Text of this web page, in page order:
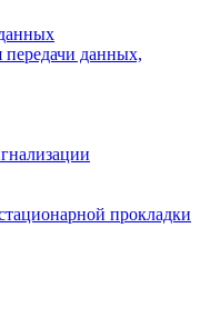
данных,
прокладки